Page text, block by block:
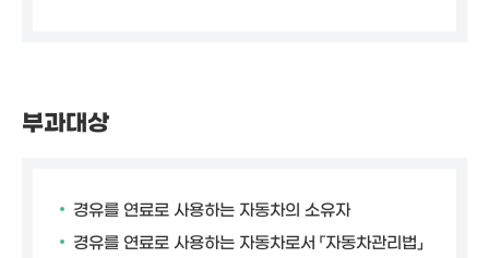
부과대상
경유를 연료로 사용하는 자동차의 소유자
경유를 연료로 사용하는 자동차로서 「자동차관리법」